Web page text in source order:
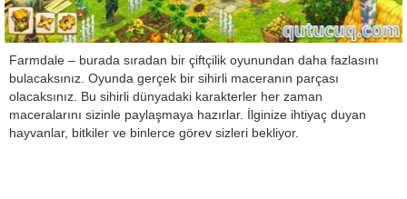
Farmdale – burada sıradan bir çiftçilik oyunundan daha fazlasını
bulacaksınız. Oyunda gerçek bir sihirli maceranın parçası
olacaksınız. Bu sihirli dünyadaki karakterler her zaman
maceralarını sizinle paylaşmaya hazırlar. İlginize ihtiyaç duyan
hayvanlar, bitkiler ve binlerce görev sizleri bekliyor.